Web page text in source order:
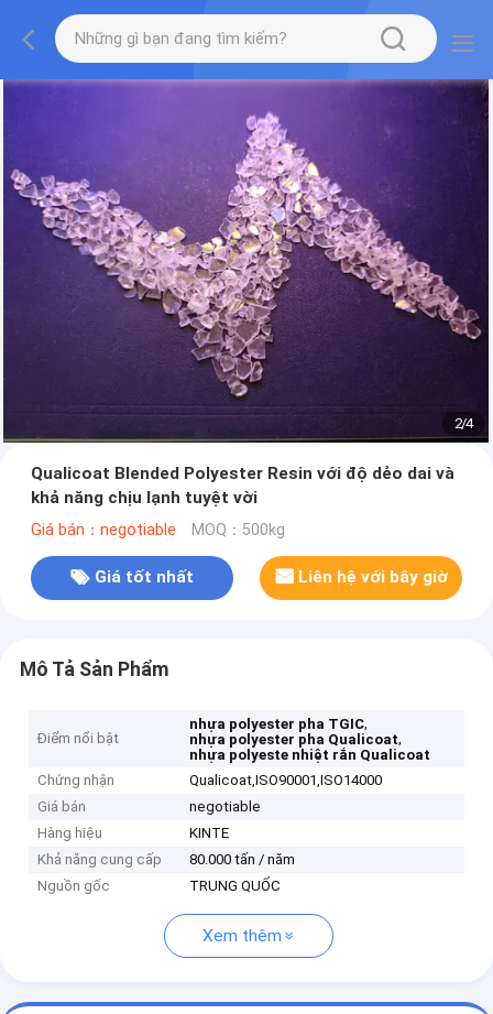
2/4
Qualicoat Blended Polyester Resin với độ dẻo dai và
khả năng chịu lạnh tuyệt vời
Giá bán：negotiable MOQ：500kg
Giá tốt nhất Liên hệ với bây giờ
Mô Tả Sản Phẩm
Điểm nổi bật
nhựa polyester pha TGIC,
nhựa polyester pha Qualicoat,
nhựa polyeste nhiệt rắn Qualicoat
Chứng nhận
Qualicoat,ISO90001,ISO14000
Giá bán
negotiable
Hàng hiệu
KINTE
Khả năng cung cấp
80.000 tấn / năm
Nguồn gốc
TRUNG QUỐC
Xem thêm